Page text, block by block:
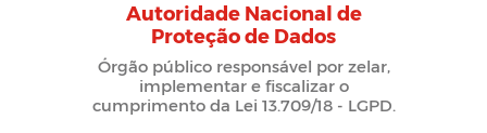
Autoridade Nacional de
Proteção de Dados
Órgão público responsável por zelar,
implementar e fiscalizar o
cumprimento da Lei 13.709/18 - LGPD.